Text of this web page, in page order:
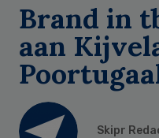
Brand in
aan
Skipr